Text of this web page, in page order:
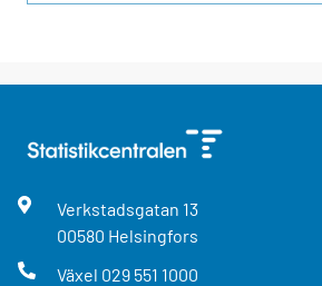
Verkstadsgatan 13
00580 Helsingfors
Växel 029 551 1000